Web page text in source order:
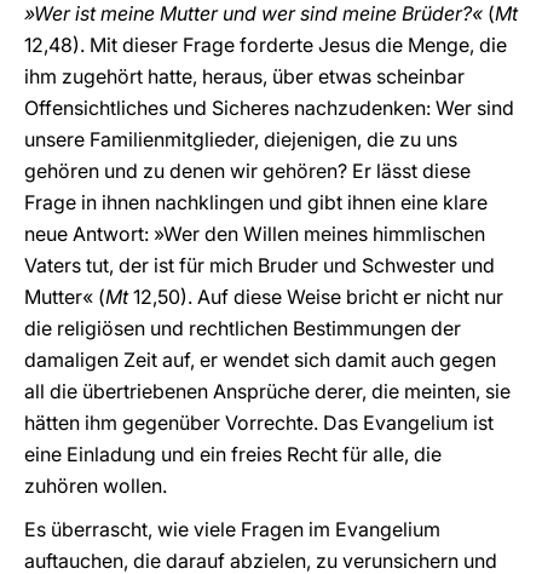
»Wer ist meine Mutter und wer sind meine Brüder?« (Mt
12,48). Mit dieser Frage forderte Jesus die Menge, die
ihm zugehört hatte, heraus, über etwas scheinbar
Offensichtliches und Sicheres nachzudenken: Wer sind
unsere Familienmitglieder, diejenigen, die zu uns
gehören und zu denen wir gehören? Er lässt diese
Frage in ihnen nachklingen und gibt ihnen eine klare
neue Antwort: »Wer den Willen meines himmlischen
Vaters tut, der ist für mich Bruder und Schwester und
Mutter« (Mt12,50). Auf diese Weise bricht er nicht nur
die religiösen und rechtlichen Bestimmungen der
damaligen Zeit auf, er wendet sich damit auch gegen
all die übertriebenen Ansprüche derer, die meinten, sie
hätten ihm gegenüber Vorrechte. Das Evangelium ist
eine Einladung und ein freies Recht für alle, die
zuhören wollen.
Es überrascht, wie viele Fragen im Evangelium
auftauchen, die darauf abzielen, zu verunsichern und